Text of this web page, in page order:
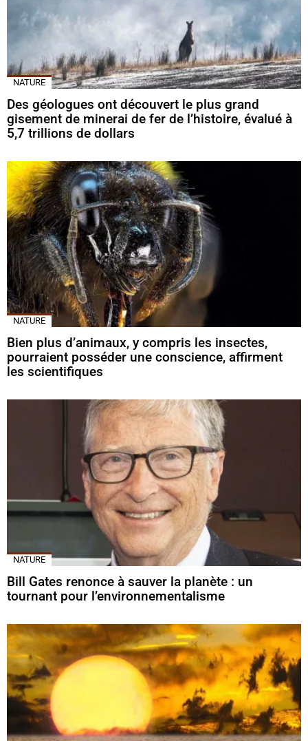
NATURE
Des géologues ont découvert le plus grand
gisement de minerai de fer de l’histoire, évalué à
5,7 trillions de dollars
NATURE
Bien plus d’animaux, y compris les insectes,
pourraient posséder une conscience, affirment
les scientifiques
NATURE
Bill Gates renonce à sauver la planète : un
tournant pour l’environnementalisme